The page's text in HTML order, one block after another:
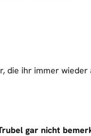
die ihr immer
gar nicht